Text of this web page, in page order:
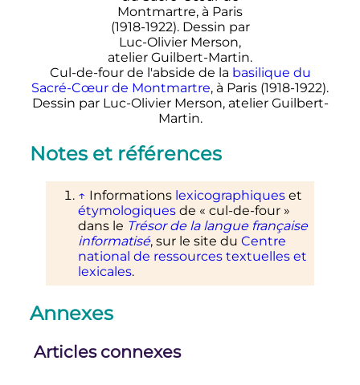
Cul-de-four de l'abside de la basilique du
Sacré-Cœur de Montmartre, à Paris (1918-1922).
Dessin par Luc-Olivier Merson, atelier Guilbert-
Martin.
Notes et références
↑ Informations lexicographiqueset
étymologiquesde « cul-de-four »
dans le Trésor de la langue française
informatisé, sur le site du Centre
national de ressources textuelles et
lexicales.
Annexes
Articles connexes